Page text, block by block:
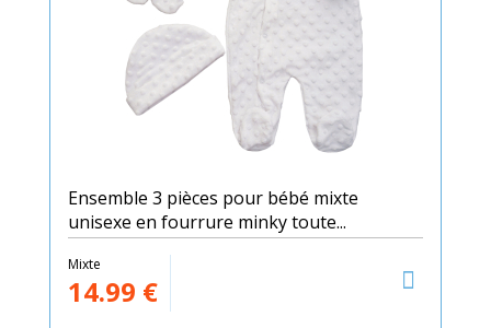
Ensemble 3 pièces pour bébé mixte
unisexe en fourrure minky toute...
Mixte
14.99 €